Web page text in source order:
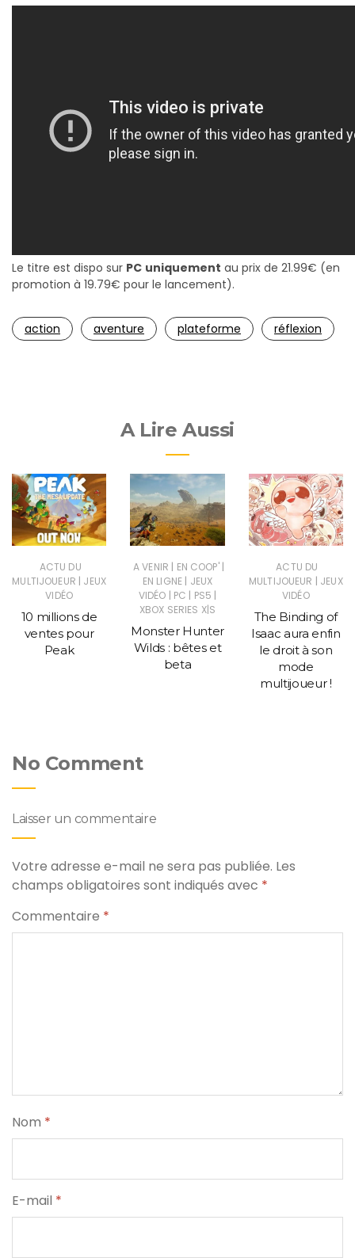
Le titre est dispo sur PC uniquement au prix de 21.99€ (en
promotion à 19.79€ pour le lancement).
action aventure plateforme réflexion
A Lire Aussi
ACTU DU
MULTIJOUEUR | JEUX
VIDÉO
10 millions de
ventes pour
Peak
A VENIR | EN COOP' |
EN LIGNE | JEUX
VIDÉO | PC | PS5 |
XBOX SERIES X|S
Monster Hunter
Wilds : bêtes et
beta
ACTU DU
MULTIJOUEUR | JEUX
VIDÉO
The Binding of
Isaac aura enfin
le droit à son
mode
multijoueur !
No Comment
Laisser un commentaire
Votre adresse e-mail ne sera pas publiée. Les
champs obligatoires sont indiqués avec *
Commentaire *
Nom *
E-mail *